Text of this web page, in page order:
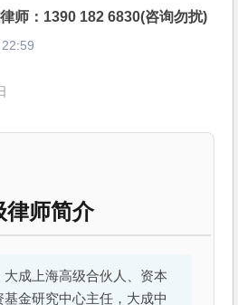
师：1390 182 6830(咨询勿扰)
律师简介
大成上海高级合伙人、资本
金研究中心主任，大成中